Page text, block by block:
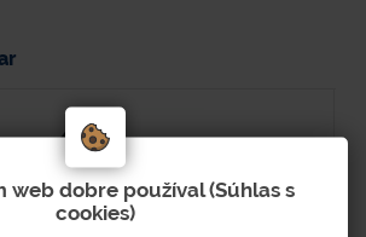
web dobre používal (Súhlas s
cookies)